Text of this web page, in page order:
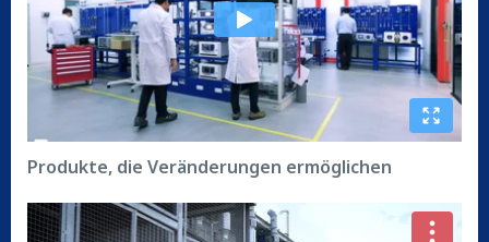
Produkte, die Veränderungen ermöglichen